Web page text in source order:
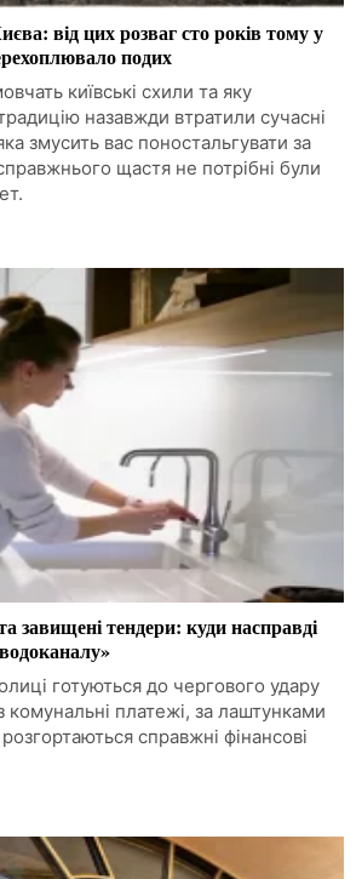
від цих розваг сто років тому у
подих
київські схили та яку
назавжди втратили сучасні
змусить вас поностальгувати за
щастя не потрібні були
завищені тендери: куди насправді
готуються до чергового удару
комунальні платежі, за лаштунками
справжні фінансові